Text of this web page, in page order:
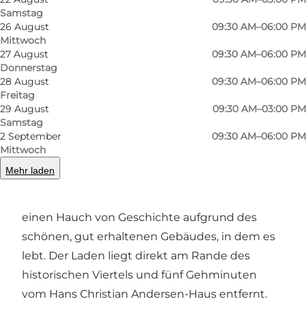
Samstag
26 August
Mittwoch
09:30 AM–06:00 PM
27 August
Donnerstag
09:30 AM–06:00 PM
28 August
Freitag
09:30 AM–06:00 PM
29 August
Samstag
09:30 AM–03:00 PM
2 September
Mittwoch
09:30 AM–06:00 PM
Mehr laden
©Visitodense
©
Bichel Wine wurde im Oktober 2018 in der
Nørregade 29 eröffnet und dient seitdem
Weinliebhabern aus Fünen. Das
außergewöhnlich charmante Geschäft strotzt
einen Hauch von Geschichte aufgrund des
schönen, gut erhaltenen Gebäudes, in dem es
lebt. Der Laden liegt direkt am Rande des
historischen Viertels und fünf Gehminuten
vom Hans Christian Andersen-Haus entfernt.